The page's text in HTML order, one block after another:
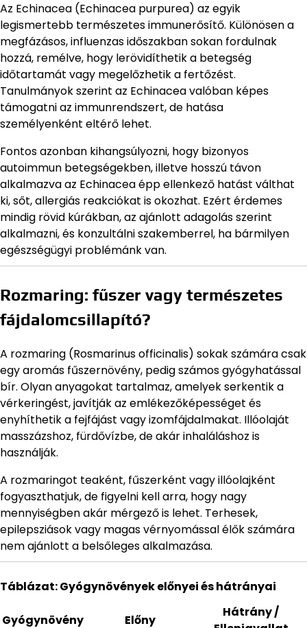
Az Echinacea (Echinacea purpurea) az egyik
legismertebb természetes immunerősítő. Különösen a
megfázásos, influenzas időszakban sokan fordulnak
hozzá, remélve, hogy lerövidíthetik a betegség
időtartamát vagy megelőzhetik a fertőzést.
Tanulmányok szerint az Echinacea valóban képes
támogatni az immunrendszert, de hatása
személyenként eltérő lehet.
Fontos azonban kihangsúlyozni, hogy bizonyos
autoimmun betegségekben, illetve hosszú távon
alkalmazva az Echinacea épp ellenkező hatást válthat
ki, sőt, allergiás reakciókat is okozhat. Ezért érdemes
mindig rövid kúrákban, az ajánlott adagolás szerint
alkalmazni, és konzultálni szakemberrel, ha bármilyen
egészségügyi problémánk van.
Rozmaring: fűszer vagy természetes
fájdalomcsillapító?
A rozmaring (Rosmarinus officinalis) sokak számára csak
egy aromás fűszernövény, pedig számos gyógyhatással
bír. Olyan anyagokat tartalmaz, amelyek serkentik a
vérkeringést, javítják az emlékezőképességet és
enyhíthetik a fejfájást vagy izomfájdalmakat. Illóolaját
masszázshoz, fürdővízbe, de akár inhaláláshoz is
használják.
A rozmaringot teaként, fűszerként vagy illóolajként
fogyaszthatjuk, de figyelni kell arra, hogy nagy
mennyiségben akár mérgező is lehet. Terhesek,
epilepsziások vagy magas vérnyomással élők számára
nem ajánlott a belsőleges alkalmazása.
Táblázat: Gyógynövények előnyei és hátrányai
Gyógynövény Előny
Hátrány /